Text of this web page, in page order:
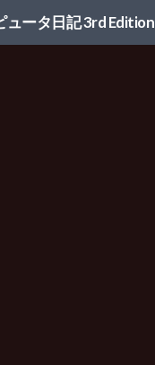
キップ
ュータ日記 3rd Edition